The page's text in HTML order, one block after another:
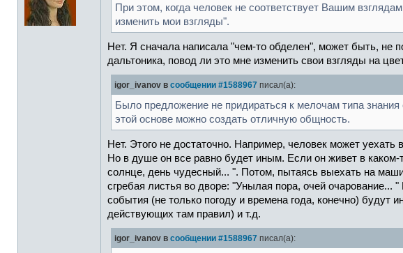
При этом, когда человек не соответствует Вашим
изменить мои взгляды".
Нет. Я сначала написала "чем-то обделен", может быть, не
дальтоника, повод ли это мне изменить свои взгляды на
igor_ivanov в сообщении #1588967 писал(а):
Было предложение не придираться к мелочам типа
этой основе можно создать отличную общность.
Нет. Этого не достаточно. Например, человек может
Но в душе он все равно будет иным. Если он живет в
солнце, день чудесный... ". Потом, пытаясь выехать на
сгребая листья во дворе: "Унылая пора, очей
события (не только погоду и времена года, конечно)
действующих там правил) и т.д.
igor_ivanov в сообщении #1588967 писал(а):